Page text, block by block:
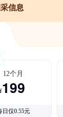
信息
12个月
199
日仅0.55元